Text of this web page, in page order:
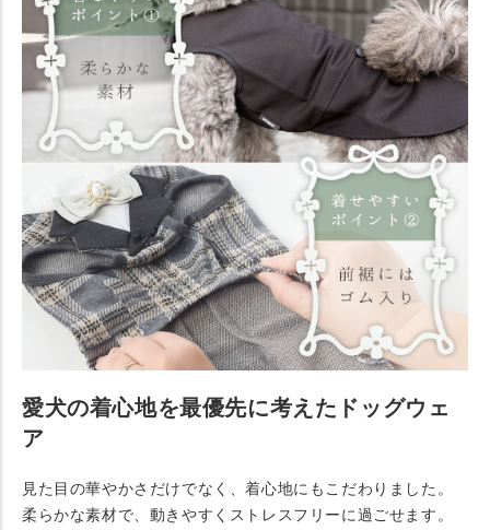
愛犬の着心地を最優先に考えたドッグウェ
ア
見た目の華やかさだけでなく、着心地にもこだわりました。
柔らかな素材で、動きやすくストレスフリーに過ごせます。